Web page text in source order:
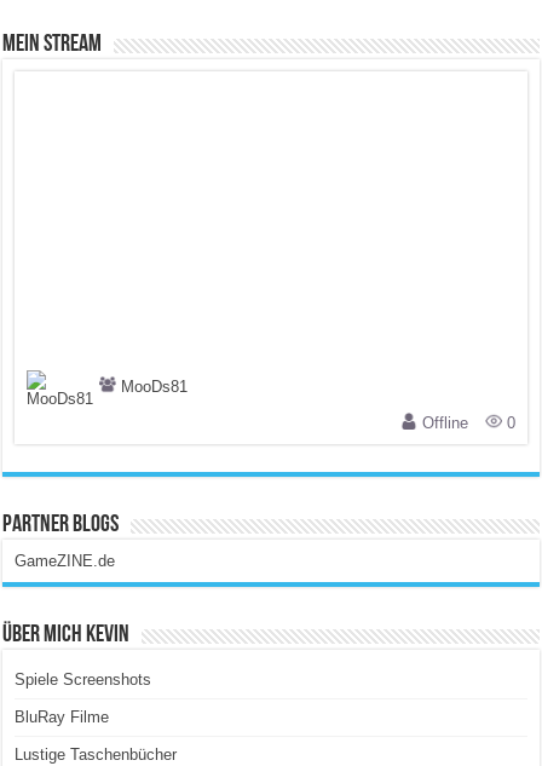
Mein Stream
MooDs81
Offline
0
Partner Blogs
GameZINE.de
Über Mich Kevin
Spiele Screenshots
BluRay Filme
Lustige Taschenbücher